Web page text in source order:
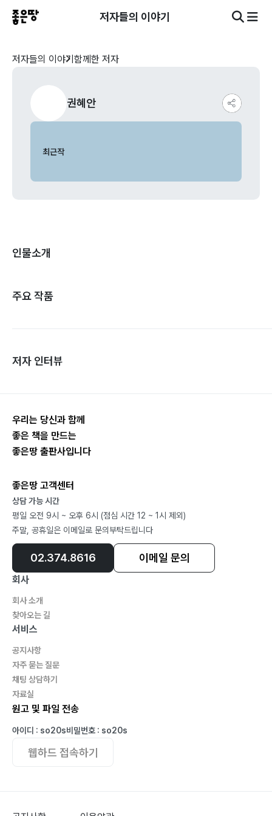
저자들의 이야기
저자들의 이야기 함께한 저자
권혜안
최근작
인물소개
주요 작품
저자 인터뷰
우리는 당신과 함께
좋은 책을 만드는
좋은땅 출판사입니다
좋은땅 고객센터
상담 가능 시간
평일 오전 9시 ~ 오후 6시 (점심 시간 12 ~ 1시 제외)
주말, 공휴일은 이메일로 문의부탁드립니다
02.374.8616 이메일 문의
회사
회사 소개
찾아오는 길
서비스
공지사항
자주 묻는 질문
채팅 상담하기
자료실
원고 및 파일 전송
아이디 : so20s비밀번호 : so20s
웹하드 접속하기